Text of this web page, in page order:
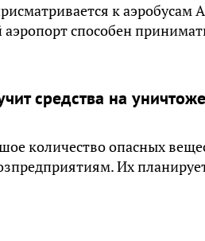
к
способен
средства на
количество опасных
Их